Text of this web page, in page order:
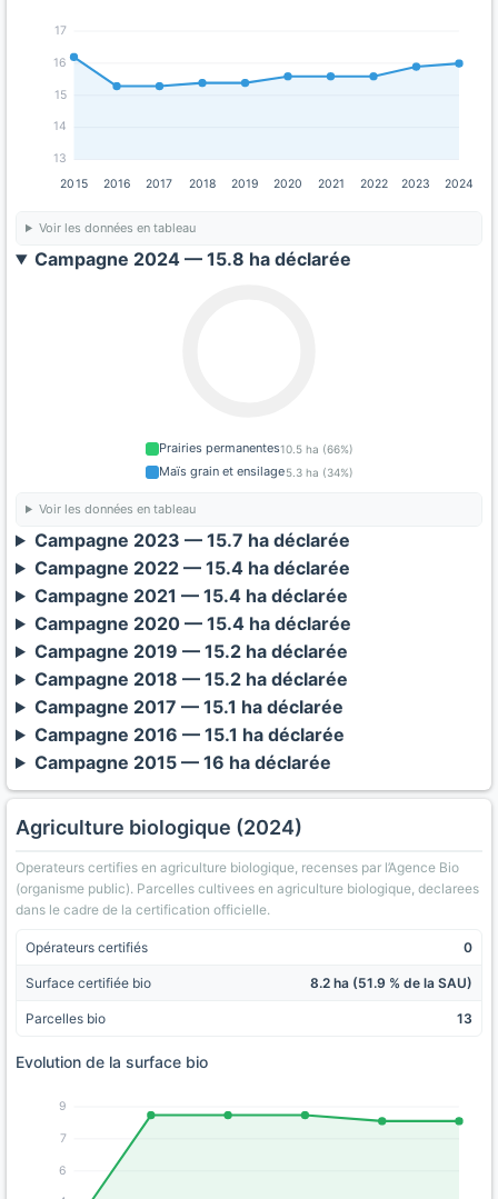
13
14
15
16
17
2015 2016 2017 2018 2019 2020 2021 2022 2023 2024
Voir les données en tableau
Campagne 2024 — 15.8 ha déclarée
Prairies permanentes10.5 ha (66%)
Maïs grain et ensilage 5.3 ha (34%)
Voir les données en tableau
Campagne 2023 — 15.7 ha déclarée
Campagne 2022 — 15.4 ha déclarée
Campagne 2021 — 15.4 ha déclarée
Campagne 2020 — 15.4 ha déclarée
Campagne 2019 — 15.2 ha déclarée
Campagne 2018 — 15.2 ha déclarée
Campagne 2017 — 15.1 ha déclarée
Campagne 2016 — 15.1 ha déclarée
Campagne 2015 — 16 ha déclarée
Agriculture biologique (2024)
Operateurs certifies en agriculture biologique, recenses par l’Agence Bio
(organisme public). Parcelles cultivees en agriculture biologique, declarees
dans le cadre de la certification officielle.
Opérateurs certifiés 0
Surface certifiée bio 8.2 ha (51.9 % de la SAU)
Parcelles bio 13
Evolution de la surface bio
6
7
9